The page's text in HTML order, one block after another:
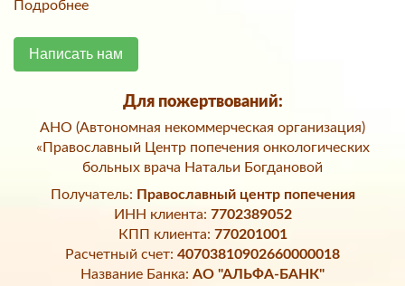
Подробнее
Написать нам
Для пожертвований:
АНО (Автономная некоммерческая организация)
«Православный Центр попечения онкологических
больных врача Натальи Богдановой
Получатель: Православный центр попечения
ИНН клиента: 7702389052
КПП клиента: 770201001
Расчетный счет: 40703810902660000018
Название Банка: АО "АЛЬФА-БАНК"